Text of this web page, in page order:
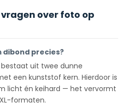
over foto op
dibond precies?
uit twee dunne
een kunststof kern. Hierdoor is
licht én keihard — het vervormt
formaten.